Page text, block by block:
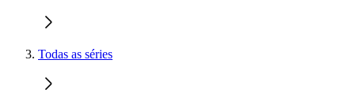
Todas as séries